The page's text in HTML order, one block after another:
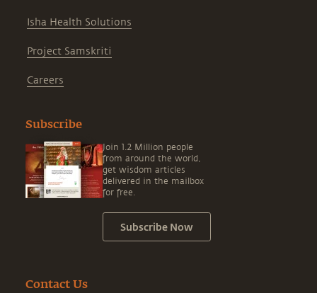
Isha Health Solutions
Project Samskriti
Careers
Subscribe
Join 1.2 Million people
from around the world,
get wisdom articles
delivered in the mailbox
for free.
Subscribe Now
Contact Us